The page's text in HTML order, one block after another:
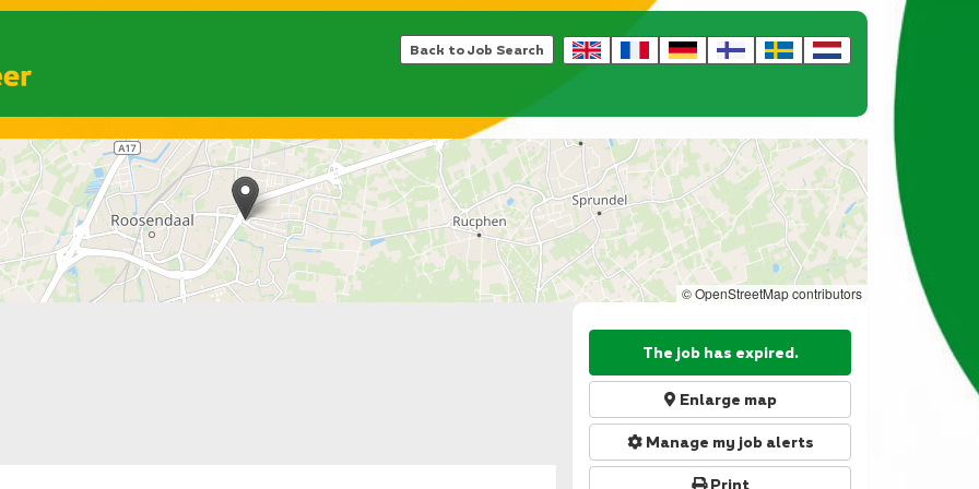
Back to Job Search
© OpenStreetMap contributors
The job has expired.
Enlarge map
Manage my job alerts
Print